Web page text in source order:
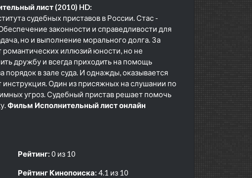
лист (2010) HD:
судебных приставов в России. Стас -
законности и справедливости для
но и выполнение морального долга. За
романтических иллюзий юности, но не
дружбу и всегда приходить на помощь
порядок в зале суда. И однажды, оказывается
Один из присяжных на слушании по
угроз. Судебный пристав решает помочь
Фильм Исполнительный лист онлайн
Рейтинг: 0 из 10
Рейтинг Кинопоиска: 4.1 из 10